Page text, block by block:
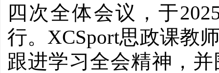
四次全体会议，于
行。XCSport思政课教
跟进学习全会精神，